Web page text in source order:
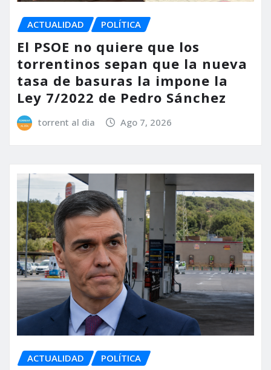
ACTUALIDAD POLÍTICA
El PSOE no quiere que los
torrentinos sepan que la nueva
tasa de basuras la impone la
Ley 7/2022 de Pedro Sánchez
torrent al dia Ago 7, 2026
ACTUALIDAD POLÍTICA